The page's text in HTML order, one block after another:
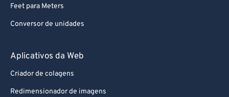
Feet para Meters
Conversor de unidades
Aplicativos da Web
Criador de colagens
Redimensionador de imagens